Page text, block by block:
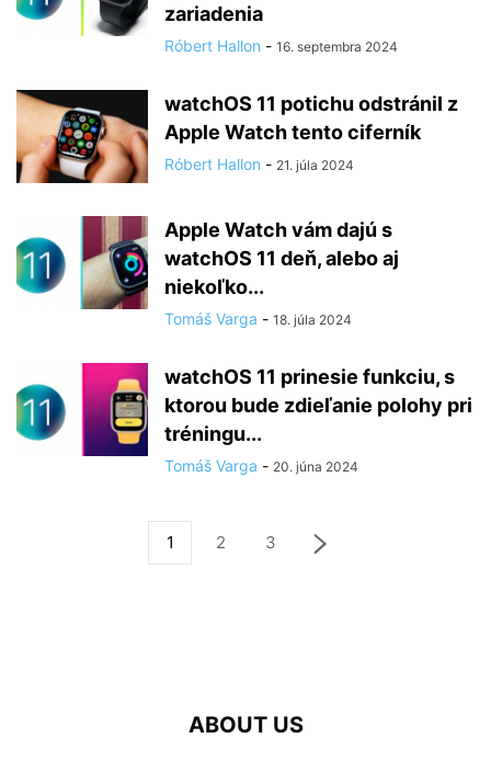
zariadenia
Róbert Hallon - 16. septembra 2024
watchOS 11 potichu odstránil z
Apple Watch tento ciferník
Róbert Hallon - 21. júla 2024
Apple Watch vám dajú s
watchOS 11 deň, alebo aj
niekoľko...
Tomáš Varga - 18. júla 2024
watchOS 11 prinesie funkciu, s
ktorou bude zdieľanie polohy pri
tréningu...
Tomáš Varga - 20. júna 2024
1 2 3
ABOUT US